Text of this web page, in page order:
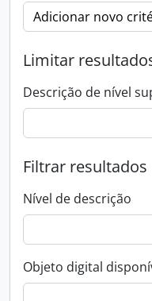
Adicionar novo
Limitar
Descrição de nível
Filtrar resultados
Nível de descrição
Objeto digital